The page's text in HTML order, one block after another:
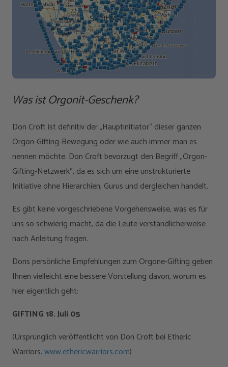
Was ist Orgonit-Geschenk?
Don Croft ist definitiv der „Hauptinitiator“ dieser ganzen
Orgon-Gifting-Bewegung oder wie auch immer man es
nennen möchte. Don Croft bevorzugt den Begriff „Orgon-
Gifting-Netzwerk“, da es sich um eine unstrukturierte
Initiative ohne Hierarchien, Gurus und dergleichen handelt.
Es gibt keine vorgeschriebene Vorgehensweise, was es für
uns so schwierig macht, da die Leute verständlicherweise
nach Anleitung fragen.
Dons persönliche Empfehlungen zum Orgone-Gifting geben
Ihnen vielleicht eine bessere Vorstellung davon, worum es
hier eigentlich geht:
GIFTING 18. Juli 05
(Ursprünglich veröffentlicht von Don Croft bei Etheric
Warriors.www.ethericwarriors.com)